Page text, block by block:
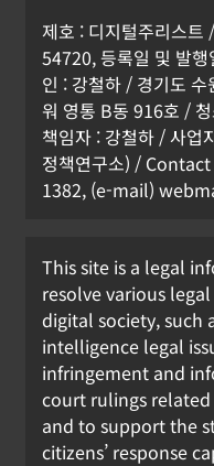
제호 : 디지털주리스트
54720, 등록일 및 발
인 : 강철하 / 경기도
워 영통 B동 916호 /
책임자 : 강철하 / 사
정책연구소) /
1382, (e-mail)
This site is a legal
resolve various
digital society, such
intelligence legal
infringement and
court rulings
and to support the
citizens’ response